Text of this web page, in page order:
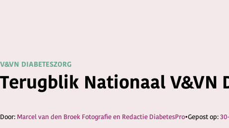
Terugblik Nationaal V&VN
Marcel van den Broek Fotografie en Redactie DiabetesPro
V&VN DIABETESZORG